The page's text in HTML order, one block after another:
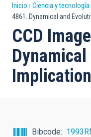
Sobrescribir
enlaces
de
ayuda
a
Inicio Ciencia y tecnología
4861. Dynamical and
CCD
Bibcode